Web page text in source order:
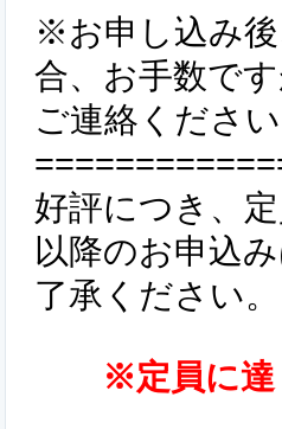
※お申し込み
合、お手数で
ご連絡くださ
好評につき、
以降のお申込
了承ください。
※定員に達